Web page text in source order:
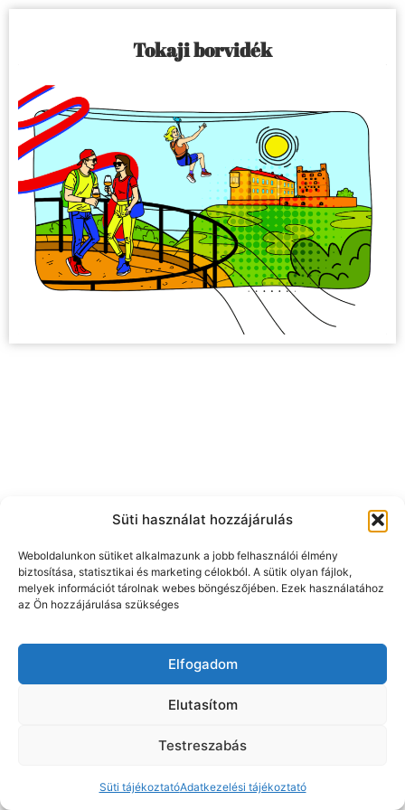
Süti használat hozzájárulás
Weboldalunkon sütiket alkalmazunk a jobb felhasználói élmény
biztosítása, statisztikai és marketing célokból. A sütik olyan fájlok,
melyek információt tárolnak webes böngészőjében. Ezek használatához
az Ön hozzájárulása szükséges
Elfogadom
Elutasítom
Testreszabás
Süti tájékoztatóAdatkezelési tájékoztató
Tokaji borvidék